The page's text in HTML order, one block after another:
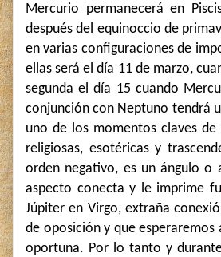
Mercurio permanecerá en
después del equinoccio de
en varias configuraciones de
ellas será el día 11 de marzo,
segunda el día 15 cuando
conjunción con Neptuno tendrá
uno de los momentos claves
religiosas, esotéricas y
orden negativo, es un ángulo o
aspecto conecta y le imprime
Júpiter en Virgo, extraña
de oposición y que
oportuna. Por lo tanto y